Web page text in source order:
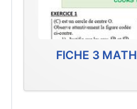
FICHE 3